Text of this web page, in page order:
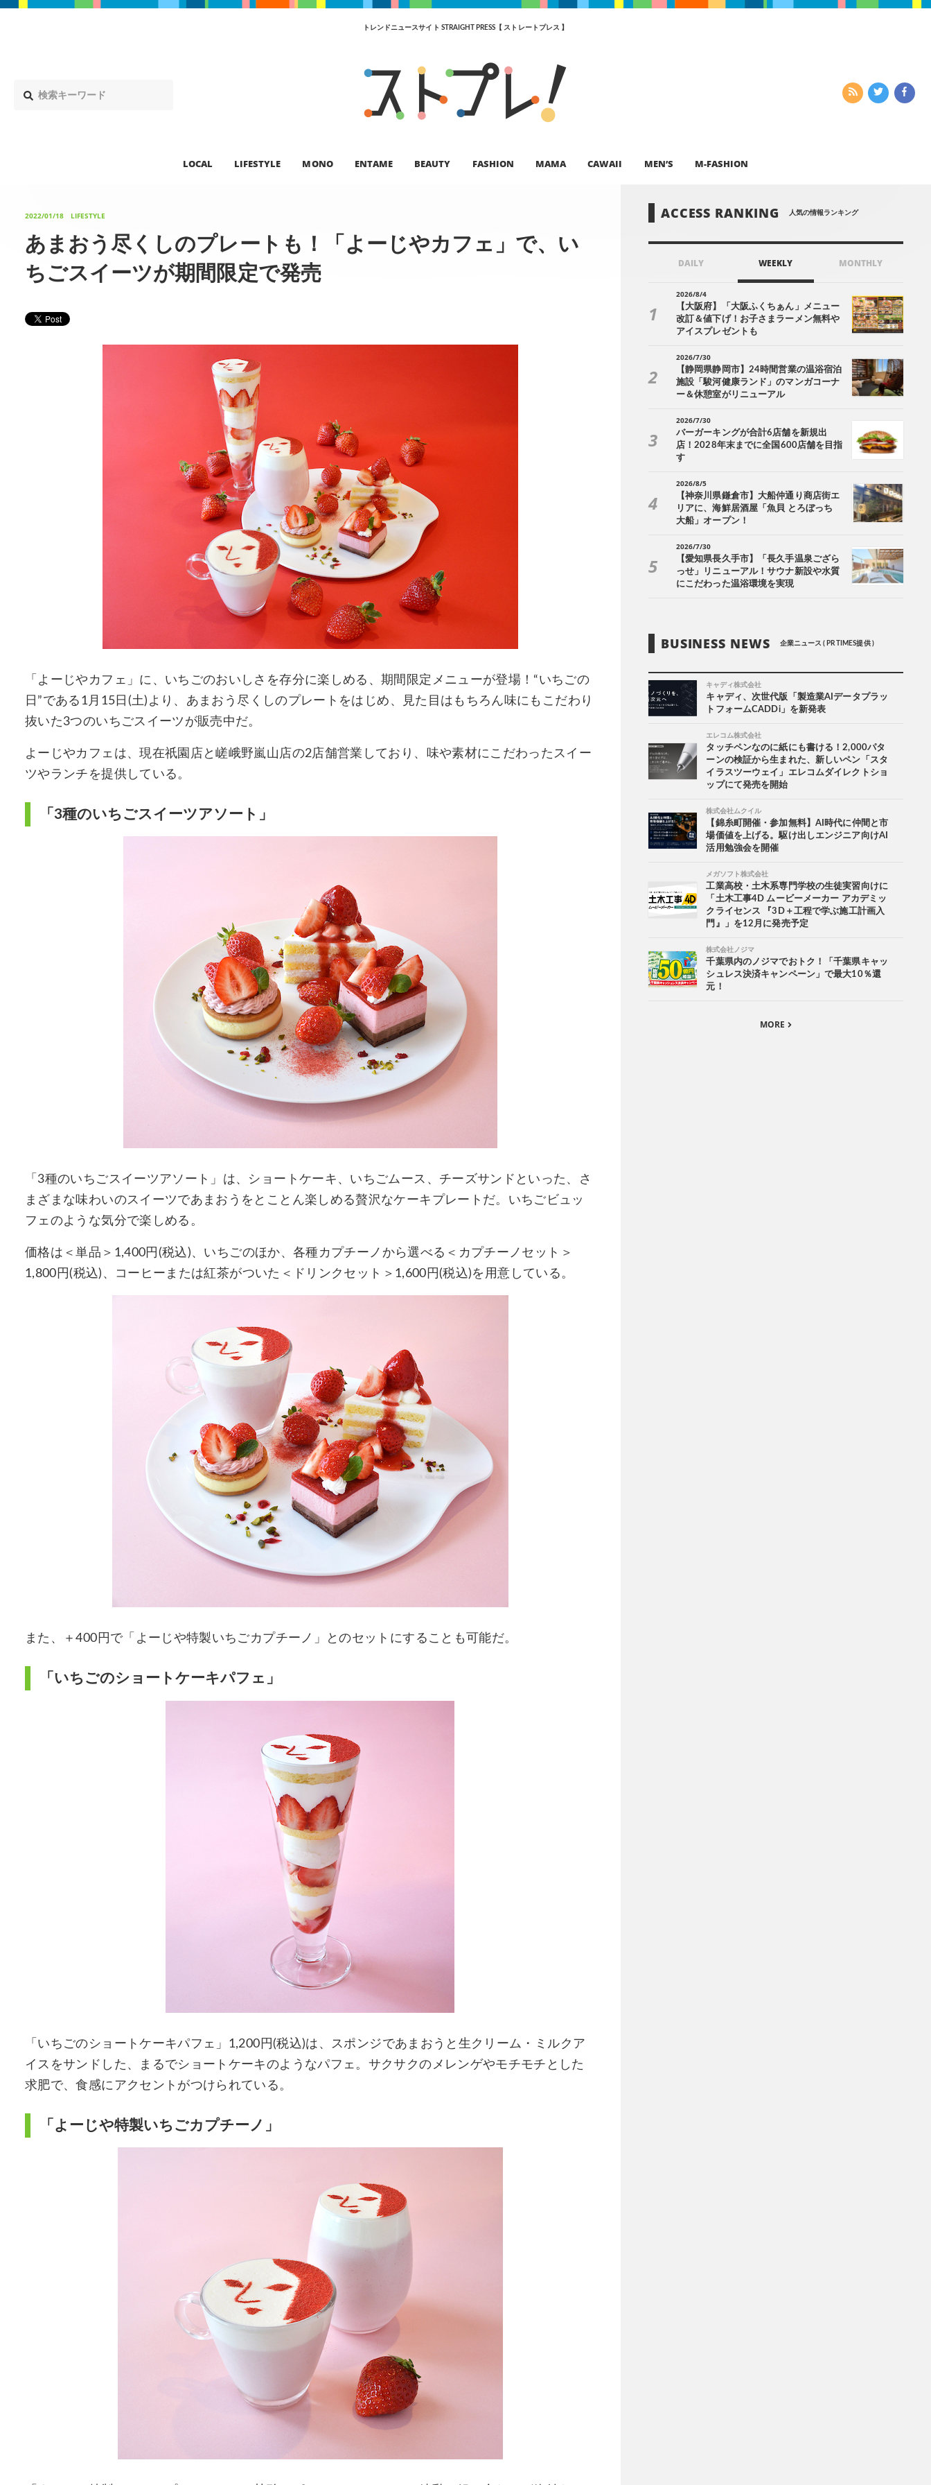
トレンドニュースサイト STRAIGHT PRESS【 ストレートプレス 】
LOCAL LIFESTYLE MONO ENTAME BEAUTY FASHION MAMA CAWAII MEN’S M-FASHION
2022/01/18 LIFESTYLE
あまおう尽くしのプレートも！「よーじやカフェ」で、い
ちごスイーツが期間限定で発売
「よーじやカフェ」に、いちごのおいしさを存分に楽しめる、期間限定メニューが登場！“いちごの
日”である1月15日(土)より、あまおう尽くしのプレートをはじめ、見た目はもちろん味にもこだわり
抜いた3つのいちごスイーツが販売中だ。
よーじやカフェは、現在祇園店と嵯峨野嵐山店の2店舗営業しており、味や素材にこだわったスイー
ツやランチを提供している。
「3種のいちごスイーツアソート」
「3種のいちごスイーツアソート」は、ショートケーキ、いちごムース、チーズサンドといった、さ
まざまな味わいのスイーツであまおうをとことん楽しめる贅沢なケーキプレートだ。いちごビュッ
フェのような気分で楽しめる。
価格は＜単品＞1,400円(税込)、いちごのほか、各種カプチーノから選べる＜カプチーノセット＞
1,800円(税込)、コーヒーまたは紅茶がついた＜ドリンクセット＞1,600円(税込)を用意している。
また、＋400円で「よーじや特製いちごカプチーノ」とのセットにすることも可能だ。
「いちごのショートケーキパフェ」
「いちごのショートケーキパフェ」1,200円(税込)は、スポンジであまおうと生クリーム・ミルクア
イスをサンドした、まるでショートケーキのようなパフェ。サクサクのメレンゲやモチモチとした
求肥で、食感にアクセントがつけられている。
「よーじや特製いちごカプチーノ」
ACCESS RANKING 人気の情報ランキング
DAILY WEEKLY MONTHLY
2026/8/4
【大阪府】「大阪ふくちぁん」メニュー
改訂＆値下げ！お子さまラーメン無料や
アイスプレゼントも
2026/7/30
【静岡県静岡市】24時間営業の温浴宿泊
施設「駿河健康ランド」のマンガコーナ
ー＆休憩室がリニューアル
2026/7/30
バーガーキングが合計6店舗を新規出
店！2028年末までに全国600店舗を目指
す
2026/8/5
【神奈川県鎌倉市】大船仲通り商店街エ
リアに、海鮮居酒屋「魚貝 とろぼっち
大船」オープン！
2026/7/30
【愛知県長久手市】「長久手温泉ござら
っせ」リニューアル！サウナ新設や水質
にこだわった温浴環境を実現
BUSINESS NEWS 企業ニュース ( PR TIMES提供 )
キャディ株式会社
キャディ、次世代版「製造業AIデータプラッ
トフォームCADDi」を新発表
エレコム株式会社
タッチペンなのに紙にも書ける！2,000パタ
ーンの検証から生まれた、新しいペン「スタ
イラスツーウェイ」エレコムダイレクトショ
ップにて発売を開始
株式会社ムクイル
【錦糸町開催・参加無料】AI時代に仲間と市
場価値を上げる。駆け出しエンジニア向けAI
活用勉強会を開催
メガソフト株式会社
工業高校・土木系専門学校の生徒実習向けに
「土木工事4D ムービーメーカー アカデミッ
クライセンス 『3D＋工程で学ぶ施工計画入
門』」を12月に発売予定
株式会社ノジマ
千葉県内のノジマでおトク！「千葉県キャッ
シュレス決済キャンペーン」で最大10％還
元！
MORE